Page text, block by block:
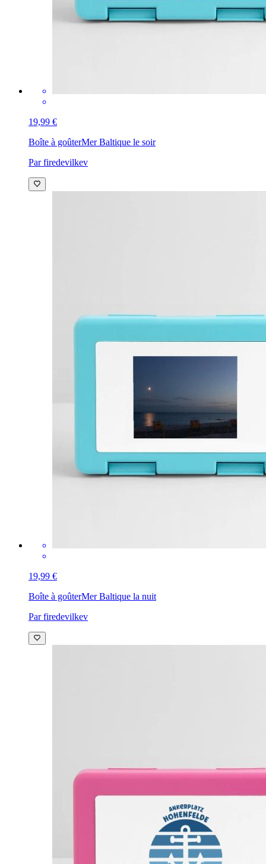
19,99 €
Boîte à goûterMer Baltique le soir
Par firedevilkev
19,99 €
Boîte à goûterMer Baltique la nuit
Par firedevilkev